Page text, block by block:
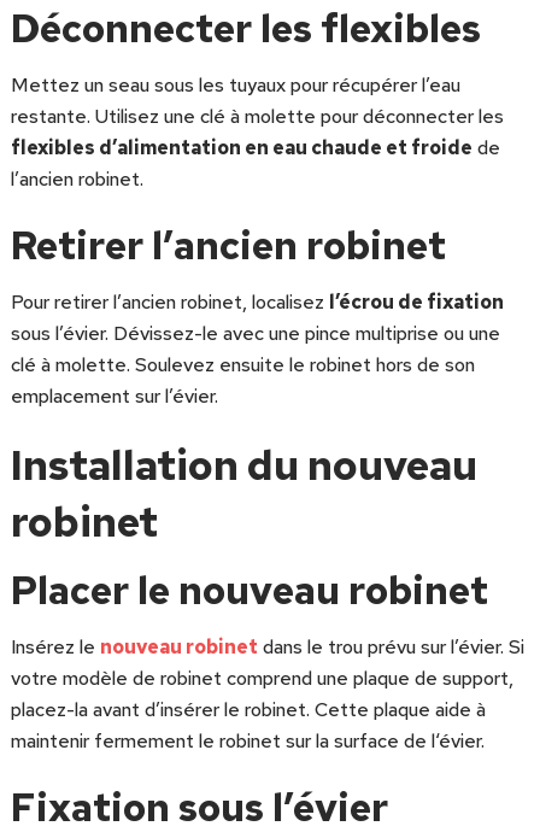
Déconnecter les flexibles
Mettez un seau sous les tuyaux pour récupérer l’eau
restante. Utilisez une clé à molette pour déconnecter les
flexibles d’alimentation en eau chaude et froide de
l’ancien robinet.
Retirer l’ancien robinet
Pour retirer l’ancien robinet, localisez l’écrou de fixation
sous l’évier. Dévissez-le avec une pince multiprise ou une
clé à molette. Soulevez ensuite le robinet hors de son
emplacement sur l’évier.
Installation du nouveau
robinet
Placer le nouveau robinet
Insérez le nouveau robinet dans le trou prévu sur l’évier. Si
votre modèle de robinet comprend une plaque de support,
placez-la avant d’insérer le robinet. Cette plaque aide à
maintenir fermement le robinet sur la surface de l‘évier.
Fixation sous l’évier